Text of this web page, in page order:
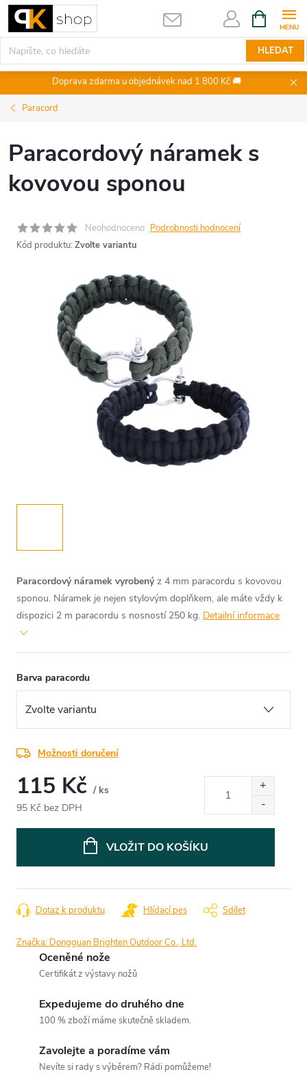
Přejít
obsah
HLEDAT
NÁKUPNÍ
KOŠÍK
Doprava zdarma u objednávek nad 1 800 Kč 🚚
Paracord
Paracordový náramek s
kovovou sponou
Neohodnoceno Podrobnosti hodnocení
Kód produktu: Zvolte variantu
Paracordový náramek vyrobenýz 4 mm paracordu s kovovou
sponou. Náramek je nejen stylovým doplňkem, ale máte vždy k
dispozici 2 m paracordu s nosností 250 kg. Detailní informace
Barva paracordu
Možnosti doručení
115 Kč / ks
95 Kč bez DPH
VLOŽIT DO KOŠÍKU
Dotaz k produktu Hlídací pes Sdílet
Značka: Dongguan Brighten Outdoor Co., Ltd.
Oceněné nože
Certifikát z výstavy nožů
Expedujeme do druhého dne
100 % zboží máme skutečně skladem.
Zavolejte a poradíme vám
Nevíte si rady s výběrem? Rádi pomůžeme!